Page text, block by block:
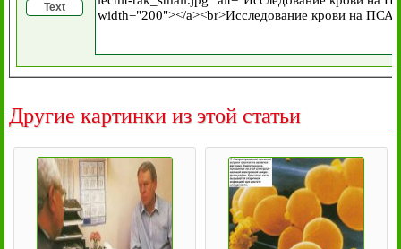
Text
Другие картинки из этой статьи